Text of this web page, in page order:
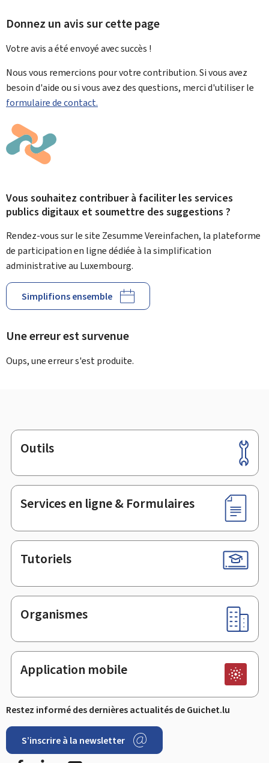
Donnez un avis sur cette page
Votre avis a été envoyé avecsuccès !
Nous vous remercions pour votre contribution. Si vous avez
besoin d'aide ou si vous avez des questions, merci d'utiliser le
formulaire de contact.
Vous souhaitez contribuer à faciliter les services
publics digitaux et soumettre des suggestions ?
Rendez-vous sur le site Zesumme Vereinfachen, la plateforme
de participation en ligne dédiée à la simplification
administrative au Luxembourg.
Simplifions ensemble
Une erreur est survenue
Oups, une erreur s'est produite.
Pied
de
page
Outils
Services en ligne & Formulaires
Tutoriels
Organismes
Application mobile
Restez informé des dernières actualités de Guichet.lu
S’inscrire à la newsletter
FacebookLinkedIn